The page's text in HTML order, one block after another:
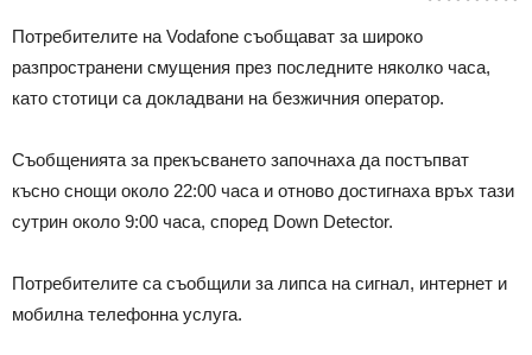
Потребителите на Vodafone съобщават за широко
разпространени смущения през последните няколко часа,
като стотици са докладвани на безжичния оператор.
Съобщенията за прекъсването започнаха да постъпват
късно снощи около 22:00 часа и отново достигнаха връх тази
сутрин около 9:00 часа, според Down Detector.
Потребителите са съобщили за липса на сигнал, интернет и
мобилна телефонна услуга.